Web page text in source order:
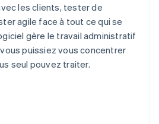
les clients, tester de
agile face à tout ce qui se
gère le travail administratif
puissiez vous concentrer
seul pouvez traiter.